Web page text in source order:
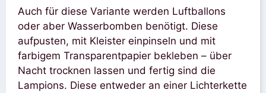
Auch für diese Variante werden Luftballons
oder aber Wasserbomben benötigt. Diese
aufpusten, mit Kleister einpinseln und mit
farbigem Transparentpapier bekleben – über
Nacht trocknen lassen und fertig sind die
Lampions. Diese entweder an einer Lichterkette